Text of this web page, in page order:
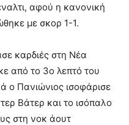
αφού η κανονική
με σκορ 1-1.
καρδιές στη Νέα
από το 3ο λεπτό του
ο Πανιώνιος ισοφάρισε
Βάτερ και το ισόπαλο
στη νοκ άουτ